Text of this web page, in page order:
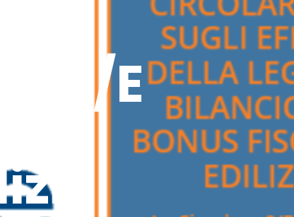
8/E